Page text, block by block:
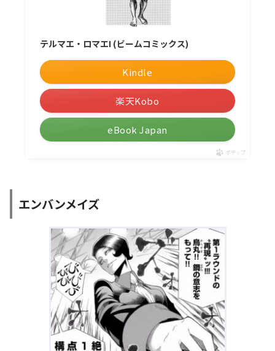
テルマエ・ロマエI (ビームコミックス)
Kindle
楽天Kobo
eBook Japan
ポチップ
エンバンメイズ